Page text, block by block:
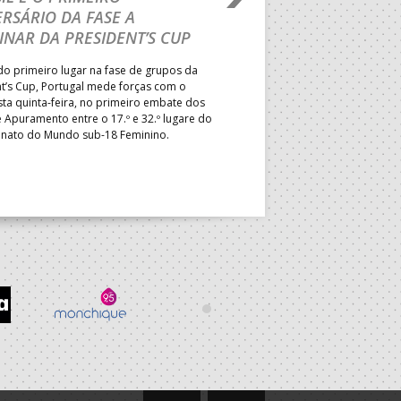
DA FASE A
DA PRESIDENT’S CUP
primeiro lugar na fase de grupos da
Cup, Portugal mede forças com o
quinta-feira, no primeiro embate dos
Apuramento entre o 17.º e 32.º lugare do
do Mundo sub-18 Feminino.
CURSO
TREINADORES NA
Treinador português João
integrado na EHF Experts
preletores convidados pela
de Andebol, em Pitești,
de 400 treinadores.